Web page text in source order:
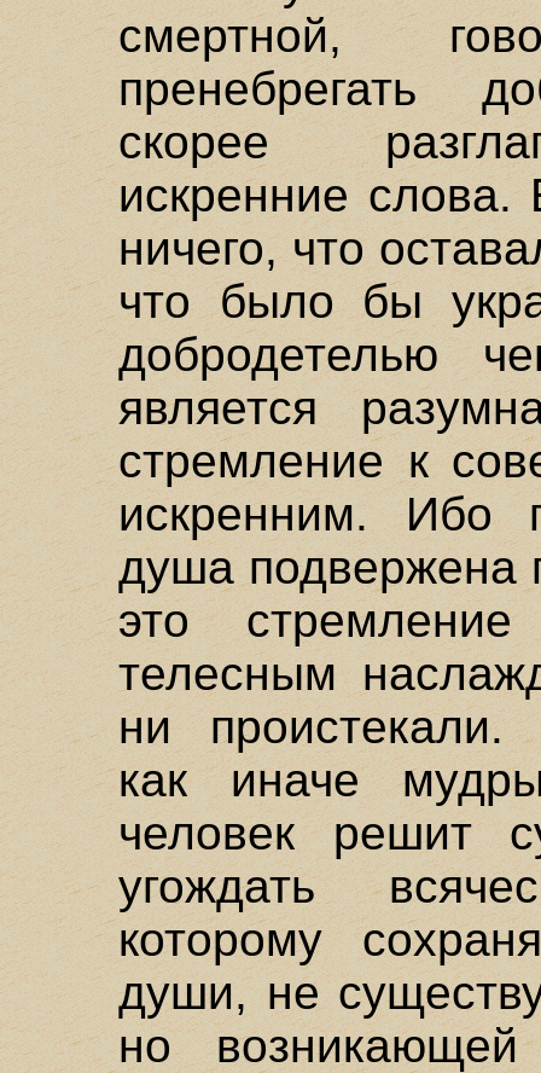
смертной,
пренебрегать
скорее
искренние
ничего, что
что было бы
добродетелью
является
стремление к
искренним. Ибо
душа подвержена
это
телесным
ни проистекали.
как иначе
человек решит
угождать
которому
души, не
но возникающей